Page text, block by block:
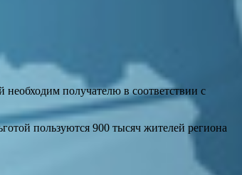
получателю в соответствии с
пользуются 900 тысяч жителей региона